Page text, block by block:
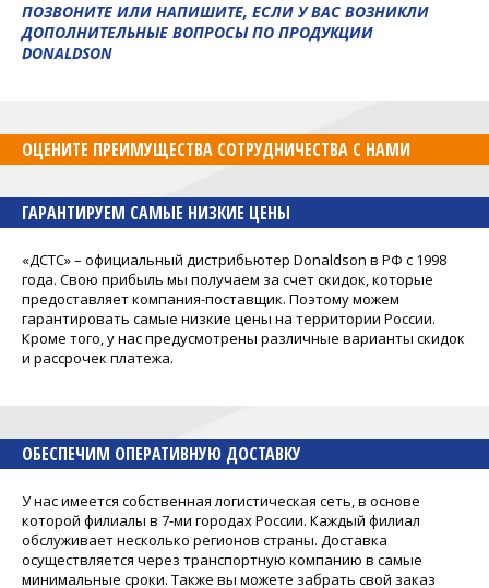
ПОЗВОНИТЕ ИЛИ НАПИШИТЕ, ЕСЛИ У ВАС ВОЗНИКЛИ
ДОПОЛНИТЕЛЬНЫЕ ВОПРОСЫ ПО ПРОДУКЦИИ
DONALDSON
ОЦЕНИТЕ ПРЕИМУЩЕСТВА СОТРУДНИЧЕСТВА С НАМИ
ГАРАНТИРУЕМ САМЫЕ НИЗКИЕ ЦЕНЫ
«ДСТС» – официальный дистрибьютер Donaldson в РФ с 1998
года. Свою прибыль мы получаем за счет скидок, которые
предоставляет компания-поставщик. Поэтому можем
гарантировать самые низкие цены на территории России.
Кроме того, у нас предусмотрены различные варианты скидок
и рассрочек платежа.
ОБЕСПЕЧИМ ОПЕРАТИВНУЮ ДОСТАВКУ
У нас имеется собственная логистическая сеть, в основе
которой филиалы в 7-ми городах России. Каждый филиал
обслуживает несколько регионов страны. Доставка
осуществляется через транспортную компанию в самые
минимальные сроки. Также вы можете забрать свой заказ